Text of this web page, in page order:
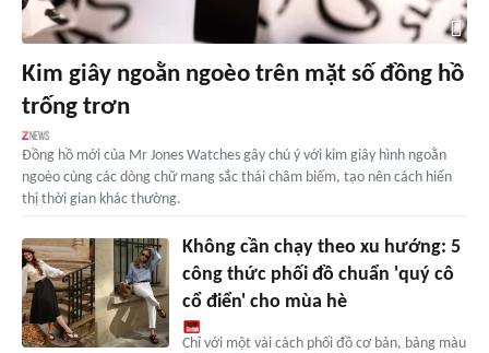
Kim giây ngoằn ngoèo trên mặt số đồng hồ
trống trơn
Đồng hồ mới của Mr Jones Watches gây chú ý với kim giây hình ngoằn
ngoèo cùng các dòng chữ mang sắc thái châm biếm, tạo nên cách hiển
thị thời gian khác thường.
Không cần chạy theo xu hướng: 5
công thức phối đồ chuẩn 'quý cô
cổ điển' cho mùa hè
Chỉ với một vài cách phối đồ cơ bản, bảng màu